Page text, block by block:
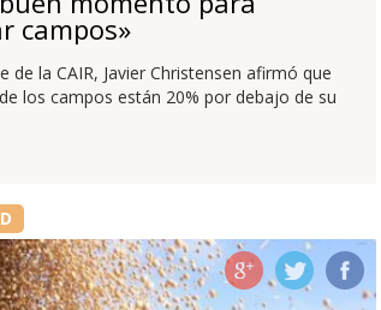
campos»
de la CAIR, Javier Christensen afirmó que
los campos están 20% por debajo de su